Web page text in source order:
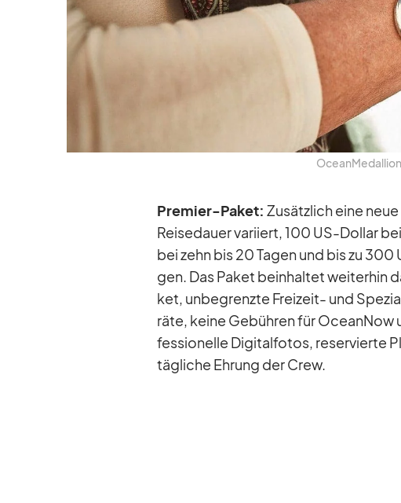
Pre­mier-Pa­ket: Zu­sätz­lich eine
Rei­se­dauer va­ri­iert, 100 US-Dol­lar
bei zehn bis 20 Ta­gen und bis zu
gen. Das Pa­ket be­inhal­tet
ket, un­be­grenzte Frei­zeit- und
räte, keine Ge­büh­ren für
fes­sio­nelle Di­gi­tal­fo­tos, re­ser­vierte
täg­li­che Eh­rung der Crew.